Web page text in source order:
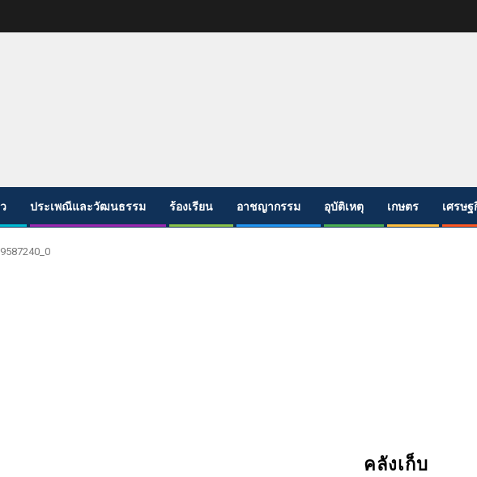
ประเพณีและวัฒนธรรม ร้องเรียน อาชญากรรม อุบัติเหตุ เกษตร เศรษฐ
คลังเก็บ